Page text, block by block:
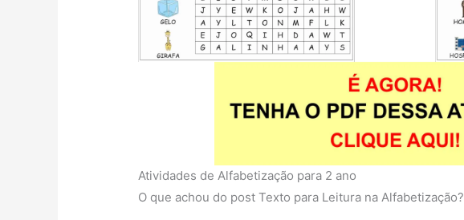
Atividades de Alfabetização para 2 ano
O que achou do post Texto para Leitura na Alfabetização?